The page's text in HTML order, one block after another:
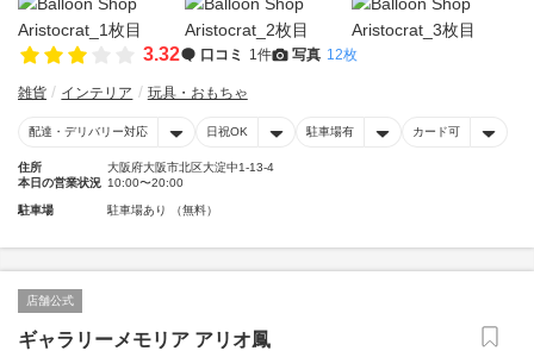
3.32 口コミ 1件 写真 12枚
雑貨 インテリア 玩具・おもちゃ
配達・デリバリー対応 日祝OK 駐車場有 カード可
住所
大阪府大阪市北区大淀中1-13-4
本日の営業状況 10:00〜20:00
駐車場 駐車場あり （無料）
店舗公式
ギャラリーメモリア アリオ鳳